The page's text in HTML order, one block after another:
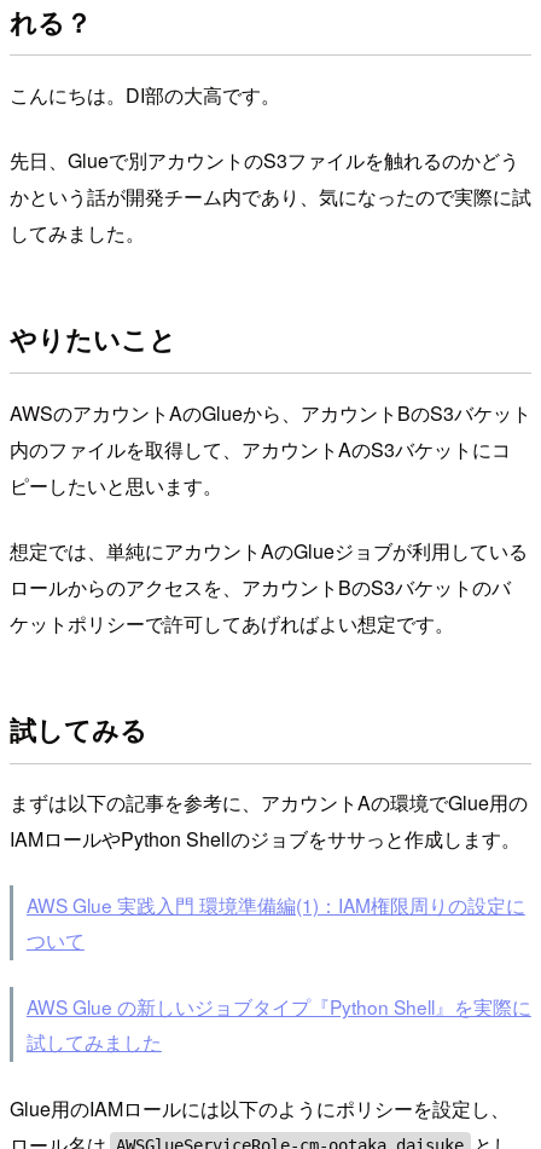
れる？
こんにちは。DI部の大高です。
先日、Glueで別アカウントのS3ファイルを触れるのかどう
かという話が開発チーム内であり、気になったので実際に試
してみました。
やりたいこと
AWSのアカウントAのGlueから、アカウントBのS3バケット
内のファイルを取得して、アカウントAのS3バケットにコ
ピーしたいと思います。
想定では、単純にアカウントAのGlueジョブが利用している
ロールからのアクセスを、アカウントBのS3バケットのバ
ケットポリシーで許可してあげればよい想定です。
試してみる
まずは以下の記事を参考に、アカウントAの環境でGlue用の
IAMロールやPython Shellのジョブをササっと作成します。
AWS Glue 実践入門 環境準備編(1)：IAM権限周りの設定に
ついて
AWS Glue の新しいジョブタイプ『Python Shell』を実際に
試してみました
Glue用のIAMロールには以下のようにポリシーを設定し、